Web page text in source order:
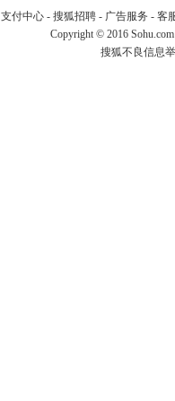
支付中心- 搜狐招聘- 广告服务 - 客
Copyright © 2016
搜狐不良信息